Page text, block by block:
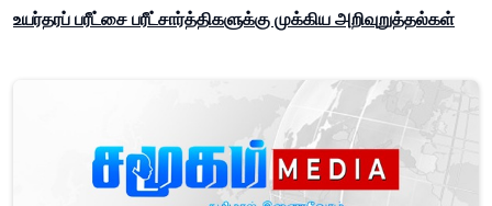
உயர்தரப் பரீட்சை பரீட்சார்த்திகளுக்கு முக்கிய அறிவுறுத்தல்கள்